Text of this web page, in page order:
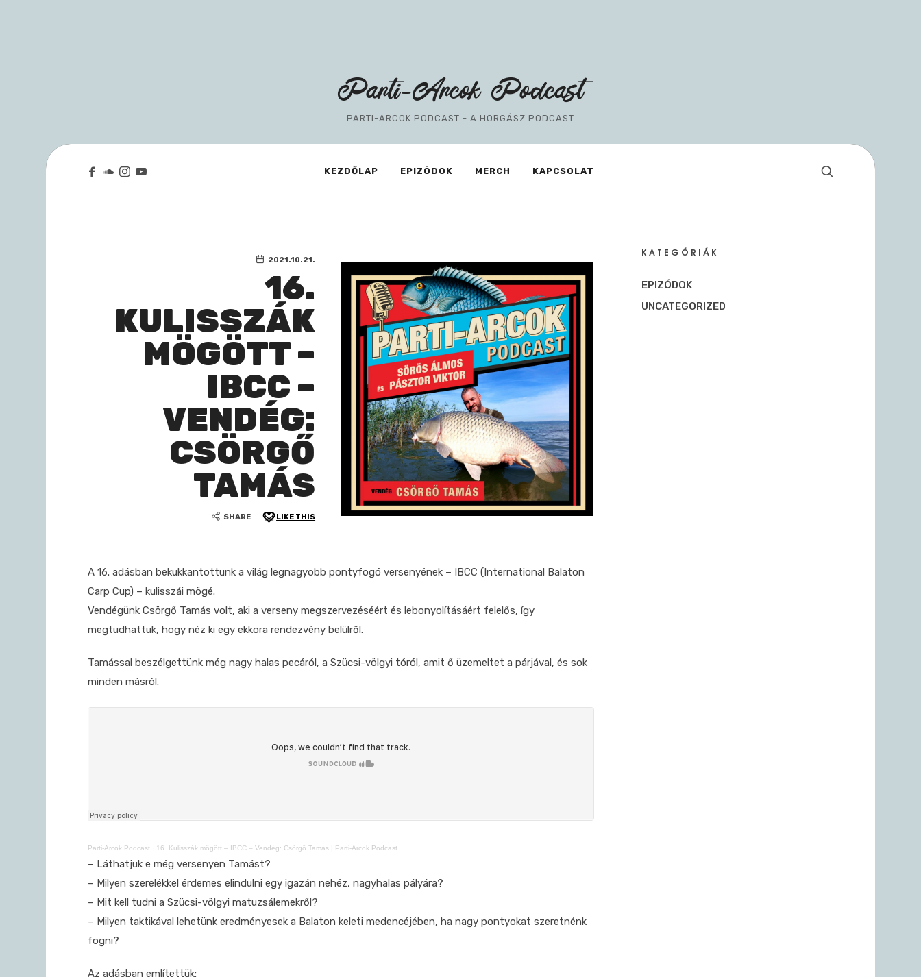
Parti-
Arcok
Podcast
Parti-Arcok Podcast
PARTI-ARCOK PODCAST - A HORGÁSZ PODCAST
KEZDŐLAP EPIZÓDOK MERCH KAPCSOLAT
2021.10.21.
16.
KULISSZÁK
MÖGÖTT –
IBCC –
VENDÉG:
CSÖRGŐ
TAMÁS
SHARE LIKE THIS
A 16. adásban bekukkantottunk a világ legnagyobb pontyfogó versenyének – IBCC (International Balaton
Carp Cup) – kulisszái mögé.
Vendégünk Csörgő Tamás volt, aki a verseny megszervezéséért és lebonyolításáért felelős, így
megtudhattuk, hogy néz ki egy ekkora rendezvény belülről.
Tamással beszélgettünk még nagy halas pecáról, a Szücsi-völgyi tóról, amit ő üzemeltet a párjával, és sok
minden másról.
Parti-Arcok Podcast· 16. Kulisszák mögött – IBCC – Vendég: Csörgő Tamás | Parti-Arcok Podcast
– Láthatjuk e még versenyen Tamást?
– Milyen szerelékkel érdemes elindulni egy igazán nehéz, nagyhalas pályára?
– Mit kell tudni a Szücsi-völgyi matuzsálemekről?
– Milyen taktikával lehetünk eredményesek a Balaton keleti medencéjében, ha nagy pontyokat szeretnénk
fogni?
Az adásban említettük:
KATEGÓRIÁK
EPIZÓDOK
UNCATEGORIZED